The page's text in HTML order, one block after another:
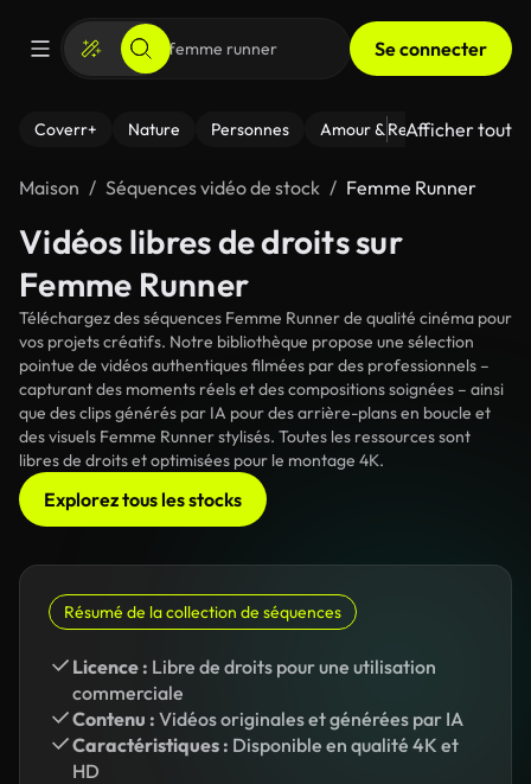
Se connecter
Coverr+ Nature Personnes Amour & Relations Le
Afficher tout
Maison Séquences vidéo de stock Femme Runner
Vidéos libres de droits sur
Femme Runner
Téléchargez des séquences Femme Runner de qualité cinéma pour
vos projets créatifs. Notre bibliothèque propose une sélection
pointue de vidéos authentiques filmées par des professionnels –
capturant des moments réels et des compositions soignées – ainsi
que des clips générés par IA pour des arrière-plans en boucle et
des visuels Femme Runner stylisés. Toutes les ressources sont
libres de droits et optimisées pour le montage 4K.
Explorez tous les stocks
Résumé de la collection de séquences
Licence : Libre de droits pour une utilisation
commerciale
Contenu : Vidéos originales et générées par IA
Caractéristiques : Disponible en qualité 4K et
HD